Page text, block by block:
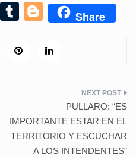
Li
T
m
Bl
g
Share
PULLARO: “ES
IMPORTANTE ESTAR EN EL
TERRITORIO Y ESCUCHAR
A LOS INTENDENTES”